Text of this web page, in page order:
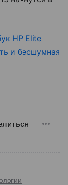
HP Elite
и бесшумная